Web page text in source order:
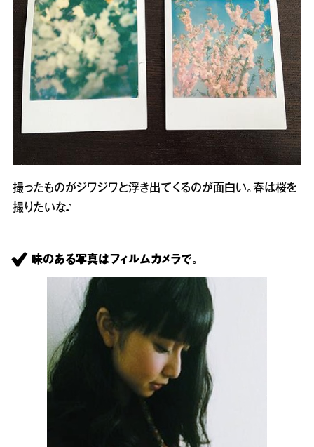
撮ったものがジワジワと浮き出てくるのが面白い。春は桜を
撮りたいな♪
味のある写真はフィルムカメラで。